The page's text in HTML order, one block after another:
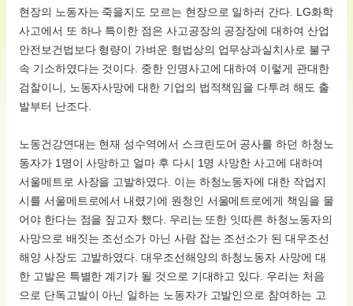
현장의 노동자는 죽을지도 모르는 현장으로 일하러 간다. LG화학
사고에서 또 하나 특이한 점은 사고공장의 공장장에 대하여 산업
안전보건법보다 형량이 가벼운 형법상의 업무상과실치사로 불구
속 기소하였다는 것이다. 중한 인명사고에 대하여 이렇게 관대한
검찰이니, 노동자사망에 대한 기업의 법적책임을 다투려 해도 출
발부터 난조다.
노동건강연대는 현재 성수역에서 스크린도어 공사를 하던 하청노
동자가 1명이 사망하고 얼마 후 다시 1명 사망한 사고에 대하여
서울메트로 사장을 고발하였다. 이는 하청노동자에 대한 작업지
시를 서울메트로에서 내렸기에 원청인 서울메트로에게 책임을 물
어야 한다는 점을 짚고자 했다. 우리는 또한 잇따른 하청노동자의
사망으로 배짓는 조선소가 아닌 사람 잡는 조선소가 된 대우조선
해양 사장도 고발하였다. 대우조선해양의 하청노동자 사망에 대
한 고발은 특별한 계기가 될 것으로 기대하고 있다. 우리는 처음
으로 단독고발이 아닌 일하는 노동자가 고발인으로 참여하는 고